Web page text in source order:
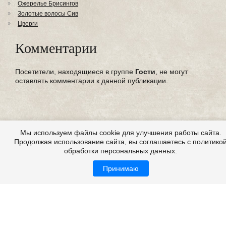
Ожерелье Брисингов
Золотые волосы Сив
Цверги
Комментарии
Посетители, находящиеся в группе Гости , не могут
оставлять комментарии к данной публикации.
Мы используем файлы cookie для улучшения работы сайта.
Продолжая использование сайта, вы соглашаетесь с
обработки персональных данных.
Принимаю